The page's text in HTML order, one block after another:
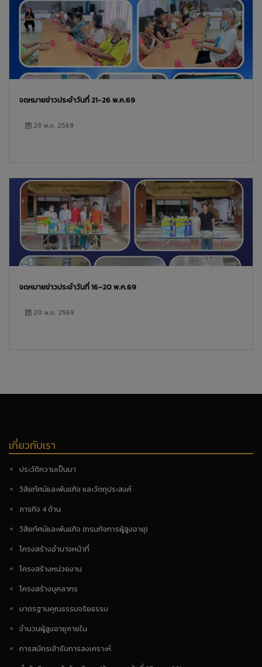
จดหมายข่าวประจำวันที่ 21-26 พ.ค.69
29 พ.ค. 2569
จดหมายข่าวประจำวันที่ 16-20 พ.ค.69
20 พ.ค. 2569
เกี่ยวกับเรา
ประวัติความเป็นมา
วิสัยทัศน์และพันธกิจ และวัตถุประสงค์
ภารกิจ 4 ด้าน
วิสัยทัศน์และพันธกิจ (กรมกิจการผู้สูงอายุ)
โครงสร้างอำนาจหน้าที่
โครงสร้างหน่วยงาน
โครงสร้างบุคลากร
มาตรฐานคุณธรรมจริยธรรม
จำนวนผู้สูงอายุภายใน
การสมัครเข้ารับการสงเคราะห์